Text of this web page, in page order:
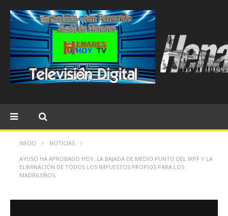
INICIO NOTICIAS
AYUSO HA APROBADO HOY, LA BAJADA DE MEDIO PUNTO DEL IRPF Y LA
ELIMINACIÓN DE TODOS LOS IMPUESTOS PROPIOS PARA LOS
MADRILEÑOS.